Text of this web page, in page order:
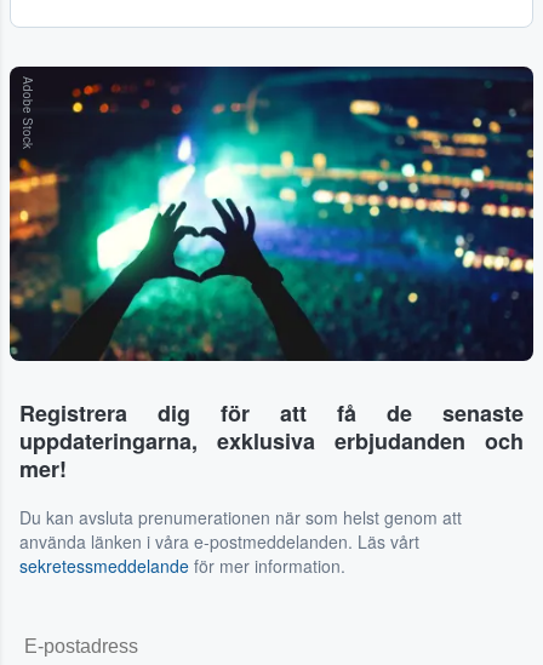
Adobe Stock
Registrera dig för att få de senaste
uppdateringarna, exklusiva erbjudanden och
mer!
Du kan avsluta prenumerationen när som helst genom att
använda länken i våra e-postmeddelanden. Läs vårt
sekretessmeddelande för mer information.